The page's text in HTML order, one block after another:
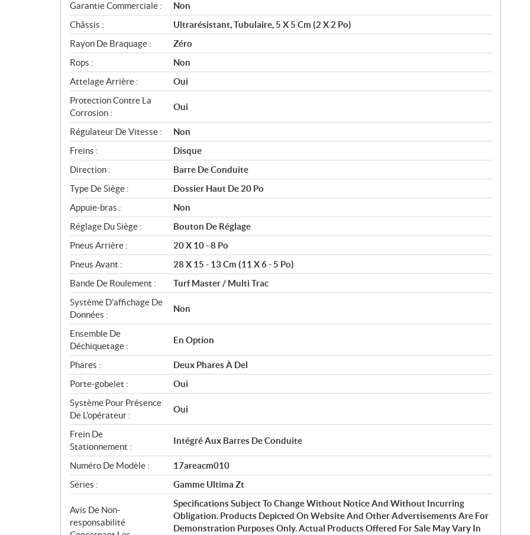
Garantie Commerciale :
Non
Châssis :
Ultrarésistant, Tubulaire, 5 X 5 Cm (2 X 2 Po)
Rayon De Braquage :
Zéro
Rops :
Non
Attelage Arrière :
Oui
Protection Contre La
Corrosion :
Oui
Régulateur De Vitesse :
Non
Freins :
Disque
Direction :
Barre De Conduite
Type De Siège :
Dossier Haut De 20 Po
Appuie-bras :
Non
Réglage Du Siège :
Bouton De Réglage
Pneus Arrière :
20 X 10 - 8 Po
Pneus Avant :
28 X 15 - 13 Cm (11 X 6 - 5 Po)
Bande De Roulement :
Turf Master / Multi Trac
Système D'affichage De
Données :
Non
Ensemble De
Déchiquetage :
En Option
Phares :
Deux Phares À Del
Porte-gobelet :
Oui
Système Pour Présence
De L'opérateur :
Oui
Frein De
Stationnement :
Intégré Aux Barres De Conduite
Numéro De Modèle :
17areacm010
Series :
Gamme Ultima Zt
Avis De Non-
responsabilité
Specifications Subject To Change Without Notice And Without Incurring
Obligation. Products Depicted On Website And Other Advertisements Are For
Demonstration Purposes Only. Actual Products Offered For Sale May Vary In